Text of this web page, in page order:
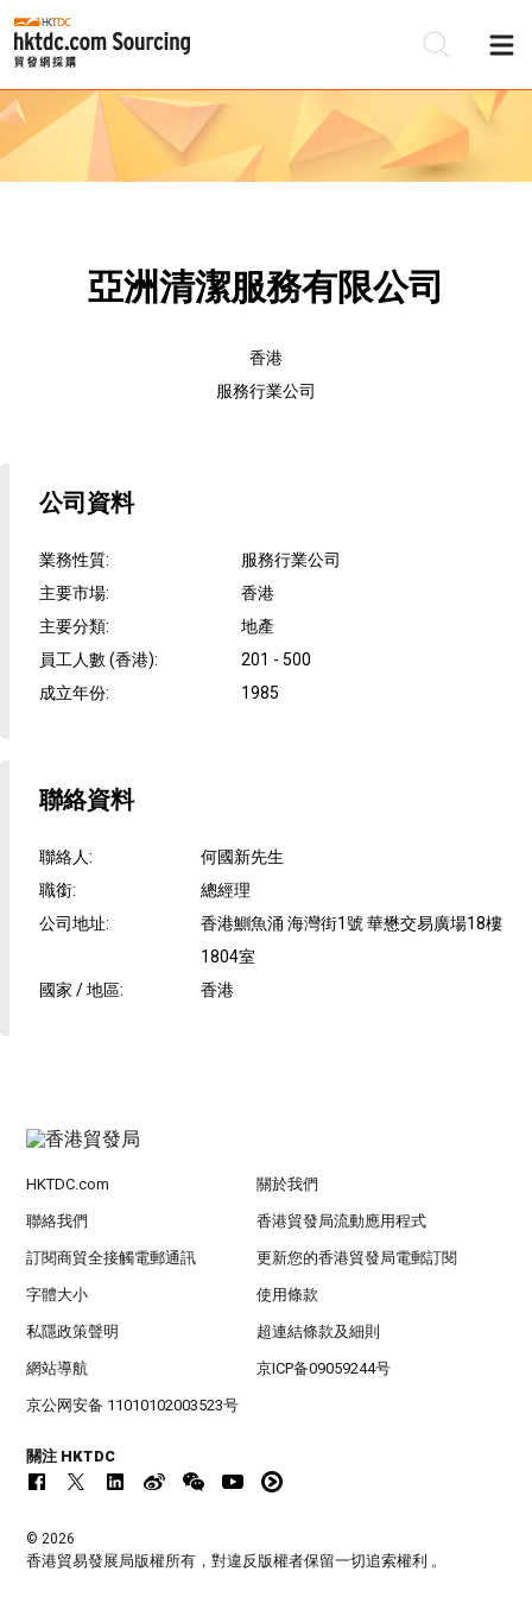
亞洲清潔服務有限公司
香港
服務行業公司
公司資料
業務性質:
服務行業公司
主要市場:
香港
主要分類:
地產
員工人數 (香港):
201 - 500
成立年份: 1985
聯絡資料
聯絡人:
何國新先生
職銜:
總經理
公司地址:
香港鰂魚涌 海灣街1號 華懋交易廣場18樓
1804室
國家 / 地區: 香港
HKTDC.com 關於我們
聯絡我們 香港貿發局流動應用程式
訂閱商貿全接觸電郵通訊 更新您的香港貿發局電郵訂閱
字體大小 使用條款
私隱政策聲明 超連結條款及細則
網站導航 京ICP备09059244号
京公网安备 11010102003523号
關注 HKTDC
© 2026
香港貿易發展局版權所有，對違反版權者保留一切追索權利 。